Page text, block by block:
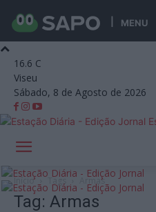
MENU
16.6 C
Viseu
Sábado, 8 de Agosto de 2026
Início Tags Armas
Tag: Armas